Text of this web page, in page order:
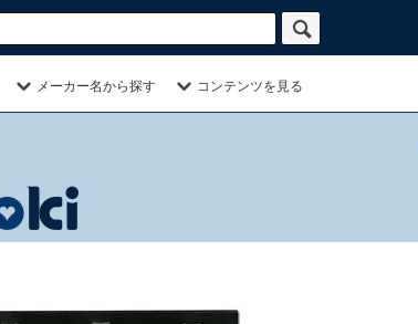
メーカー名から探す コンテンツを見る